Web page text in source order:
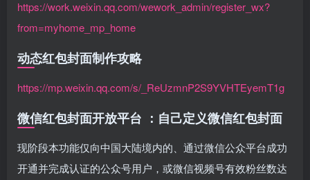
https://work.weixin.qq.com/wework_admin/register_wx?
from=myhome_mp_home
动态红包封面制作攻略
https://mp.weixin.qq.com/s/_ReUzmnP2S9YVHTEyemT1g
微信红包封面开放平台 ：自己定义微信红包封面
现阶段本功能仅向中国大陆境内的、通过微信公众平台成功
开通并完成认证的公众号用户，或微信视频号有效粉丝数达